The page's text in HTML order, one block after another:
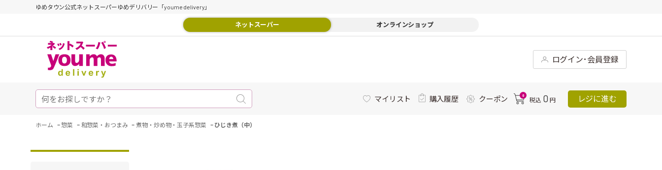
ゆめタウン公式ネットスーパーゆめデリバリー「youme delivery」
ネットスーパー オンラインショップ
ログイン･会員登録
マイリスト 購入履歴 クーポン 0
税込 0 円 レジに進む
ホーム - 惣菜 - 和惣菜・おつまみ -煮物・炒め物・玉子系惣菜 - ひじき煮（中）